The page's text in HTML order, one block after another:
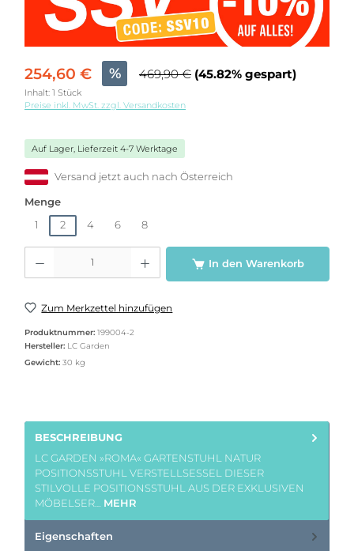
254,60 € % 469,90 € (45.82% gespart)
Inhalt: 1 Stück
Preise inkl. MwSt. zzgl. Versandkosten
Auf Lager, Lieferzeit 4-7 Werktage
Versand jetzt auch nach Österreich
Mengeauswählen
1
2 4 6 8
Produkt Anzahl: Gib den gewünschten Wert ein oder benutze die Schaltflächen
In den Warenkorb
Zum Merkzettel hinzufügen
Produktnummer: 199004-2
Hersteller: LC Garden
Gewicht: 30 kg
BESCHREIBUNG
LC GARDEN »ROMA« GARTENSTUHL NATUR
POSITIONSSTUHL VERSTELLSESSEL DIESER
STILVOLLE POSITIONSSTUHL AUS DER EXKLUSIVEN
MÖBELSER… MEHR
Eigenschaften